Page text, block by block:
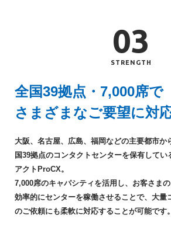
03
STRENGTH
全国39拠点・7,000席でさまざまなご
全国39拠点・7,000席で
さまざまなご要望に対
大阪、名古屋、広島、福岡などの主要都市か
国39拠点のコンタクトセンターを保有してい
アクトProCX。
7,000席のキャパシティを活用し、お客さま
効率的にセンターを稼働させることで、大量
のご依頼にも柔軟に対応することが可能です。